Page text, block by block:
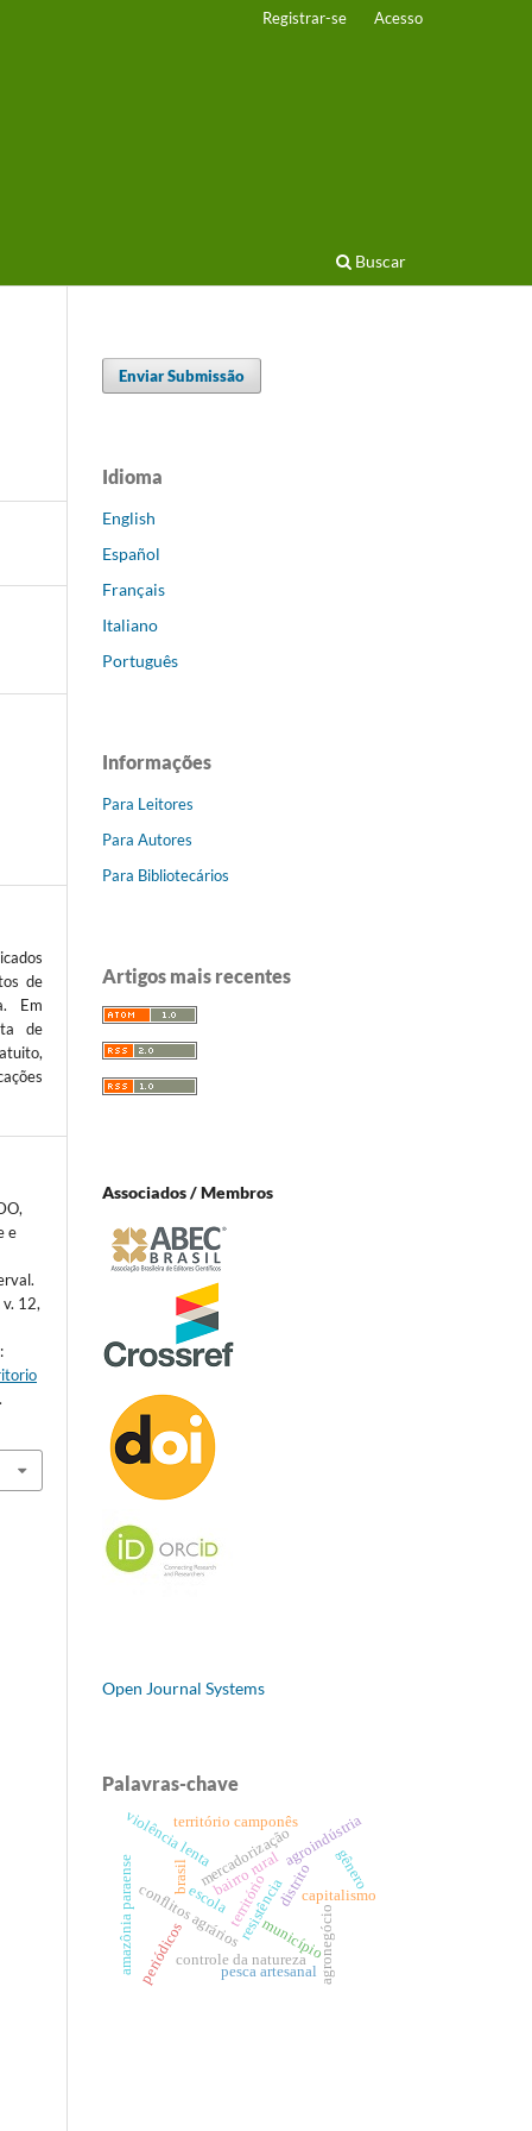
Buscar
Registrar-se Acesso
de
Em
de
e
12,
Enviar Submissão
Idioma
English
Español
Français
Italiano
Português
Informações
Para Leitores
Para Autores
Para Bibliotecários
Artigos mais recentes
Associados / Membros
Open Journal Systems
Palavras-chave
município
distrito
bairro rural
escola resistência
conflitos agrários agronegócio
mercadorização
controle da natureza
capitalismo
território camponês
violência lenta agroindústria
amazônia paraense território
gênero
pesca artesanal
periódicos
brasil